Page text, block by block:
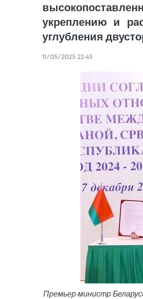
укреплению и
углубления
11/05/2025 22:45
Премьер-министр